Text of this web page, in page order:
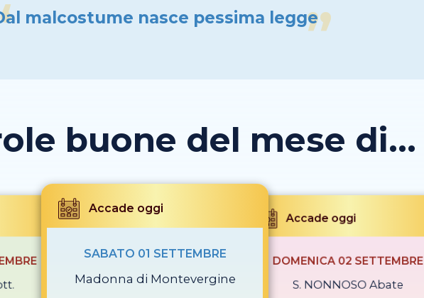
malcostume nasce pessima legge
buone del mese di...
Accade oggi
SABATO 01 SETTEMBRE
Madonna di Montevergine
Accade oggi
DOMENICA 02 SETTEMBRE
S. NONNOSO Abate